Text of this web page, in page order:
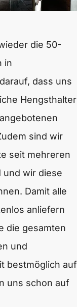
die 50-
in
dass uns
Hengsthalter
sind wir
seit mehreren
und wir diese
Damit alle
anliefern
die gesamten
und
bestmöglich auf
uns schon auf